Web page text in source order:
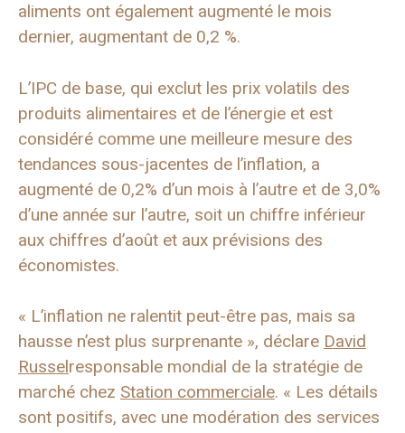
aliments ont également augmenté le mois
dernier, augmentant de 0,2 %.
L’IPC de base, qui exclut les prix volatils des
produits alimentaires et de l’énergie et est
considéré comme une meilleure mesure des
tendances sous-jacentes de l’inflation, a
augmenté de 0,2% d’un mois à l’autre et de 3,0%
d’une année sur l’autre, soit un chiffre inférieur
aux chiffres d’août et aux prévisions des
économistes.
« L’inflation ne ralentit peut-être pas, mais sa
hausse n’est plus surprenante », déclare David
Russelresponsable mondial de la stratégie de
marché chez Station commerciale. « Les détails
sont positifs, avec une modération des services